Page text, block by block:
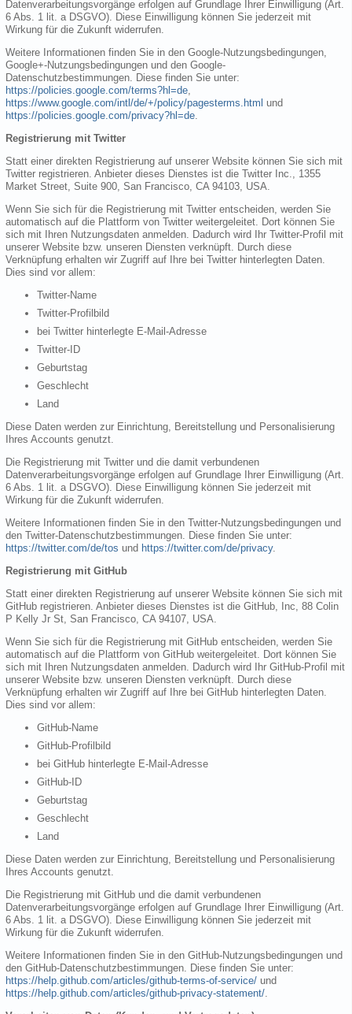
Datenverarbeitungsvorgänge erfolgen auf Grundlage Ihrer Einwilligung (Art.
6 Abs. 1 lit. a DSGVO). Diese Einwilligung können Sie jederzeit mit
Wirkung für die Zukunft widerrufen.
Weitere Informationen finden Sie in den Google-Nutzungsbedingungen,
Google+-Nutzungsbedingungen und den Google-
Datenschutzbestimmungen. Diese finden Sie unter:
https://policies.google.com/terms?hl=de,
https://www.google.com/intl/de/+/policy/pagesterms.html und
https://policies.google.com/privacy?hl=de.
Registrierung mit Twitter
Statt einer direkten Registrierung auf unserer Website können Sie sich mit
Twitter registrieren. Anbieter dieses Dienstes ist die Twitter Inc., 1355
Market Street, Suite 900, San Francisco, CA 94103, USA.
Wenn Sie sich für die Registrierung mit Twitter entscheiden, werden Sie
automatisch auf die Plattform von Twitter weitergeleitet. Dort können Sie
sich mit Ihren Nutzungsdaten anmelden. Dadurch wird Ihr Twitter-Profil mit
unserer Website bzw. unseren Diensten verknüpft. Durch diese
Verknüpfung erhalten wir Zugriff auf Ihre bei Twitter hinterlegten Daten.
Dies sind vor allem:
Twitter-Name
Twitter-Profilbild
bei Twitter hinterlegte E-Mail-Adresse
Twitter-ID
Geburtstag
Geschlecht
Land
Diese Daten werden zur Einrichtung, Bereitstellung und Personalisierung
Ihres Accounts genutzt.
Die Registrierung mit Twitter und die damit verbundenen
Datenverarbeitungsvorgänge erfolgen auf Grundlage Ihrer Einwilligung (Art.
6 Abs. 1 lit. a DSGVO). Diese Einwilligung können Sie jederzeit mit
Wirkung für die Zukunft widerrufen.
Weitere Informationen finden Sie in den Twitter-Nutzungsbedingungen und
den Twitter-Datenschutzbestimmungen. Diese finden Sie unter:
https://twitter.com/de/tos und https://twitter.com/de/privacy.
Registrierung mit GitHub
Statt einer direkten Registrierung auf unserer Website können Sie sich mit
GitHub registrieren. Anbieter dieses Dienstes ist die GitHub, Inc, 88 Colin
P Kelly Jr St, San Francisco, CA 94107, USA.
Wenn Sie sich für die Registrierung mit GitHub entscheiden, werden Sie
automatisch auf die Plattform von GitHub weitergeleitet. Dort können Sie
sich mit Ihren Nutzungsdaten anmelden. Dadurch wird Ihr GitHub-Profil mit
unserer Website bzw. unseren Diensten verknüpft. Durch diese
Verknüpfung erhalten wir Zugriff auf Ihre bei GitHub hinterlegten Daten.
Dies sind vor allem:
GitHub-Name
GitHub-Profilbild
bei GitHub hinterlegte E-Mail-Adresse
GitHub-ID
Geburtstag
Geschlecht
Land
Diese Daten werden zur Einrichtung, Bereitstellung und Personalisierung
Ihres Accounts genutzt.
Die Registrierung mit GitHub und die damit verbundenen
Datenverarbeitungsvorgänge erfolgen auf Grundlage Ihrer Einwilligung (Art.
6 Abs. 1 lit. a DSGVO). Diese Einwilligung können Sie jederzeit mit
Wirkung für die Zukunft widerrufen.
Weitere Informationen finden Sie in den GitHub-Nutzungsbedingungen und
den GitHub-Datenschutzbestimmungen. Diese finden Sie unter:
https://help.github.com/articles/github-terms-of-service/ und
https://help.github.com/articles/github-privacy-statement/.